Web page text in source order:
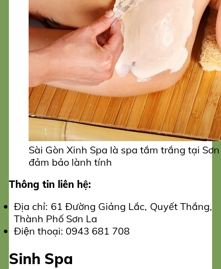
Sài Gòn Xinh Spa là spa tắm trắng tại
đảm bảo lành tính
Thông tin liên hệ:
Địa chỉ: 61 Đường Giảng Lắc, Quyết Thắng,
Thành Phố Sơn La
Điện thoại: 0943 681 708
Sinh Spa